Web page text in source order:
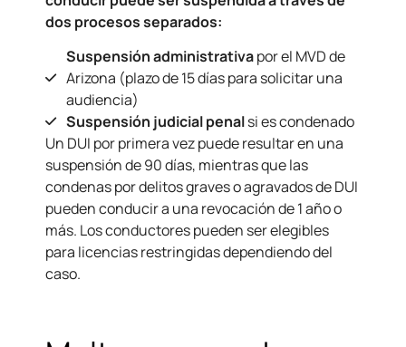
dos procesos separados:
Suspensión administrativapor el MVD de
Arizona (plazo de 15 días para solicitar una
audiencia)
Suspensión judicial penalsi es condenado
Un DUI por primera vez puede resultar en una
suspensión de 90 días, mientras que las
condenas por delitos graves o agravados de DUI
pueden conducir a una revocación de 1 año o
más. Los conductores pueden ser elegibles
para licencias restringidas dependiendo del
caso.